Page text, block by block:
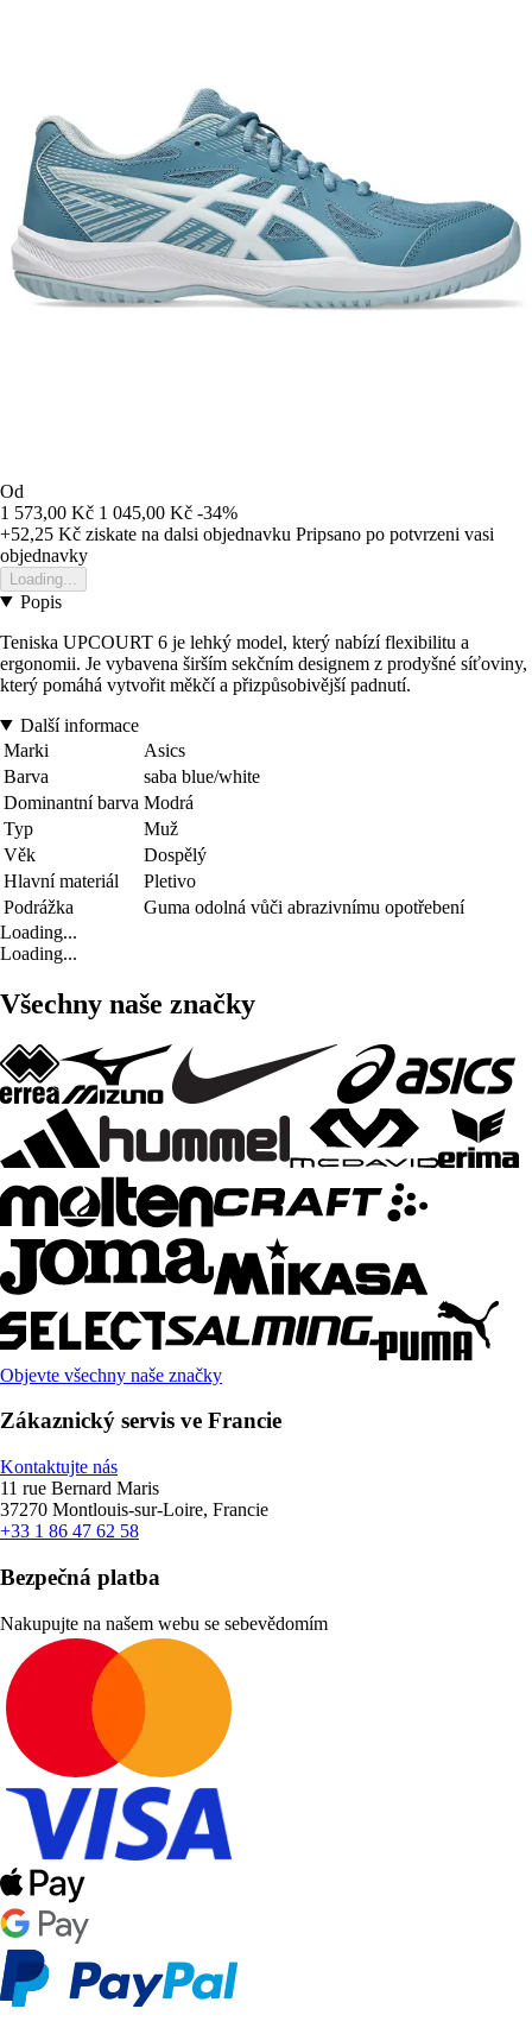
Od
1 573,00 Kč 1 045,00 Kč -34%
+52,25 Kč ziskate na dalsi objednavku Pripsano po potvrzeni vasi
objednavky
Loading...
Popis
Teniska UPCOURT 6 je lehký model, který nabízí flexibilitu a
ergonomii. Je vybavena širším sekčním designem z prodyšné síťoviny,
který pomáhá vytvořit měkčí a přizpůsobivější padnutí.
Další informace
Marki
Asics
Barva
saba blue/white
Dominantní barva Modrá
Typ
Muž
Věk
Dospělý
Hlavní materiál
Pletivo
Podrážka
Guma odolná vůči abrazivnímu opotřebení
Loading...
Loading...
Všechny naše značky
Objevte všechny naše značky
Zákaznický servis ve Francie
Kontaktujte nás
11 rue Bernard Maris
37270 Montlouis-sur-Loire, Francie
+33 1 86 47 62 58
Bezpečná platba
Nakupujte na našem webu se sebevědomím